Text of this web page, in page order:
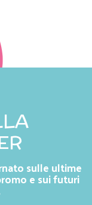
sulle ultime
e sui futuri